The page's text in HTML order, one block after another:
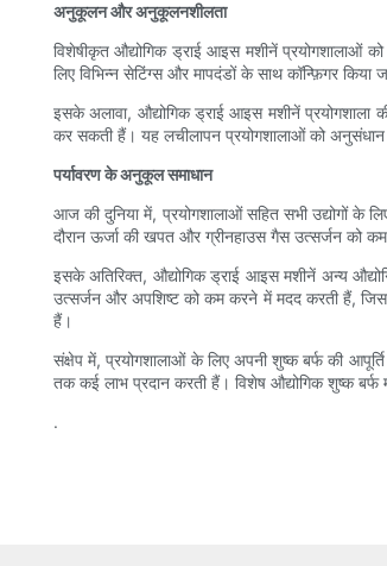
अनुकूलन और अनुकूलनशीलता
विशेषीकृत औद्योगिक ड्राई आइस मशीनें प्रयोगशालाओं
लिए विभिन्न सेटिंग्स और मापदंडों के साथ कॉन्फ़िगर
इसके अलावा, औद्योगिक ड्राई आइस मशीनें प्रयोगशाला
कर सकती हैं। यह लचीलापन प्रयोगशालाओं को
पर्यावरण के अनुकूल समाधान
आज की दुनिया में, प्रयोगशालाओं सहित सभी उद्योगों के
दौरान ऊर्जा की खपत और ग्रीनहाउस गैस उत्सर्जन को
इसके अतिरिक्त, औद्योगिक ड्राई आइस मशीनें अन्य
उत्सर्जन और अपशिष्ट को कम करने में मदद करती हैं,
हैं।
संक्षेप में, प्रयोगशालाओं के लिए अपनी शुष्क बर्फ की
तक कई लाभ प्रदान करती हैं। विशेष औद्योगिक शुष्क
.